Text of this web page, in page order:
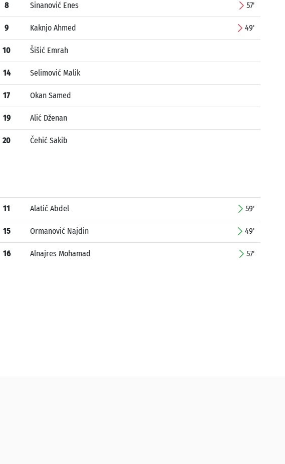
8 Sinanović Enes 57'
9 Kaknjo Ahmed 49'
10 Šišić Emrah
14 Selimović Malik
17 Okan Samed
19 Alić Dženan
20 Čehić Sakib
11 Alatić Abdel 59'
15 Ormanović Najdin 49'
16 Alnajres Mohamad 57'